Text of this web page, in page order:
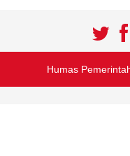
Humas